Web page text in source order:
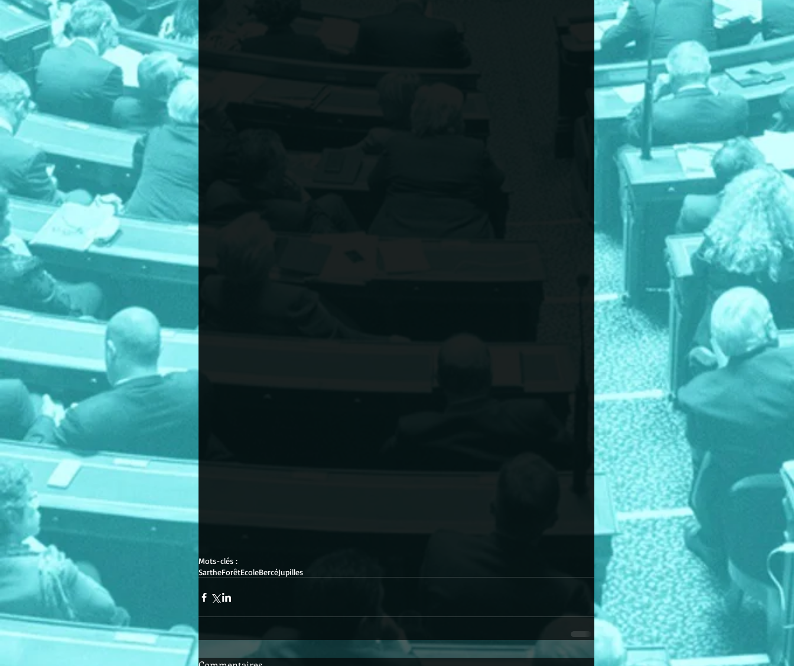
Mots-clés :
SartheForêtEcoleBercéJupilles